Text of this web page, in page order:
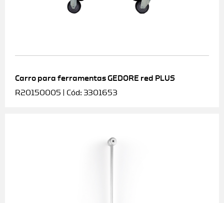
Carro para ferramentas GEDORE red PLUS
R20150005 | Cód: 3301653